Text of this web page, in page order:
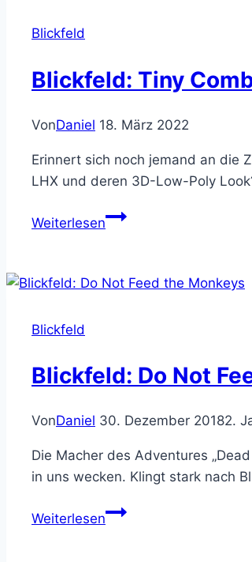
Blickfeld
Blickfeld: Tiny
VonDaniel 18. März 2022
Erinnert sich noch jemand an die
LHX und deren 3D-Low-Poly
WeiterlesenBlickfeld:
Arena
Blickfeld
Blickfeld: Do Not
VonDaniel 30. Dezember 20182.
Die Macher des Adventures
in uns wecken. Klingt stark nach
WeiterlesenBlickfeld: